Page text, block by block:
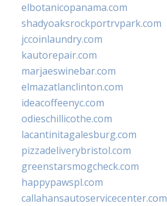
elbotanicopanama.com
shadyoaksrockportrvpark.com
jccoinlaundry.com
kautorepair.com
marjaeswinebar.com
elmazatlanclinton.com
ideacoffeenyc.com
odieschillicothe.com
lacantinitagalesburg.com
pizzadeliverybristol.com
greenstarsmogcheck.com
happypawspl.com
callahansautoservicecenter.com